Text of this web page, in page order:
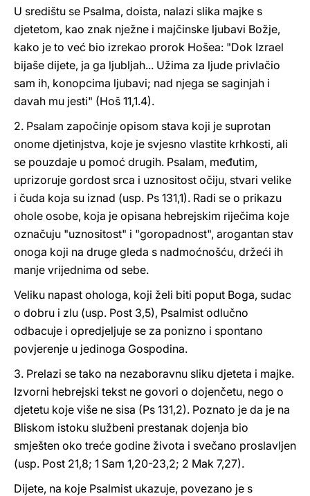
U središtu se Psalma, doista, nalazi slika majke s
djetetom, kao znak nježne i majčinske ljubavi Božje,
kako je to već bio izrekao prorok Hošea: "Dok Izrael
bijaše dijete, ja ga ljubljah... Užima za ljude privlačio
sam ih, konopcima ljubavi; nad njega se saginjah i
davah mu jesti" (Hoš 11,1.4).
2. Psalam započinje opisom stava koji je suprotan
onome djetinjstva, koje je svjesno vlastite krhkosti, ali
se pouzdaje u pomoć drugih. Psalam, međutim,
uprizoruje gordost srca i uznositost očiju, stvari velike
i čuda koja su iznad (usp. Ps 131,1). Radi se o prikazu
ohole osobe, koja je opisana hebrejskim riječima koje
označuju "uznositost" i "goropadnost", arogantan stav
onoga koji na druge gleda s nadmoćnošću, držeći ih
manje vrijednima od sebe.
Veliku napast ohologa, koji želi biti poput Boga, sudac
o dobru i zlu (usp. Post 3,5), Psalmist odlučno
odbacuje i opredjeljuje se za ponizno i spontano
povjerenje u jedinoga Gospodina.
3. Prelazi se tako na nezaboravnu sliku djeteta i majke.
Izvorni hebrejski tekst ne govori o dojenčetu, nego o
djetetu koje više ne sisa (Ps 131,2). Poznato je da je na
Bliskom istoku službeni prestanak dojenja bio
smješten oko treće godine života i svečano proslavljen
(usp. Post 21,8; 1 Sam 1,20-23,2; 2 Mak 7,27).
Dijete, na koje Psalmist ukazuje, povezano je s